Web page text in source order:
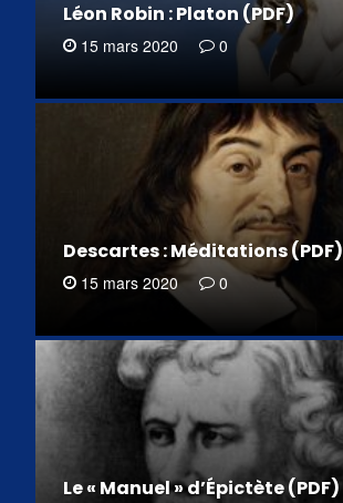
Léon Robin : Platon (PDF)
15 mars 2020 0
Descartes : Méditations (PDF)
15 mars 2020 0
Le « Manuel » d’Épictète (PDF)